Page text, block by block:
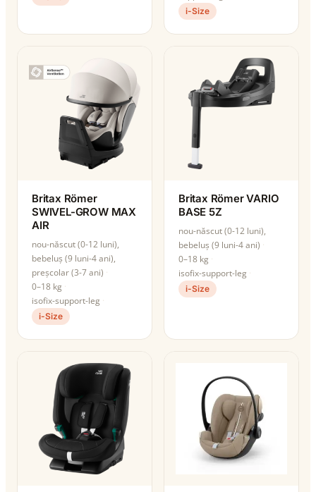
i-Size
Britax Römer
SWIVEL-GROW MAX
AIR
nou-născut (0-12 luni),
bebeluș (9 luni-4 ani),
preșcolar (3-7 ani)
0–18 kg
isofix-support-leg
i-Size
Britax Römer VARIO
BASE 5Z
nou-născut (0-12 luni),
bebeluș (9 luni-4 ani)
0–18 kg
isofix-support-leg
i-Size